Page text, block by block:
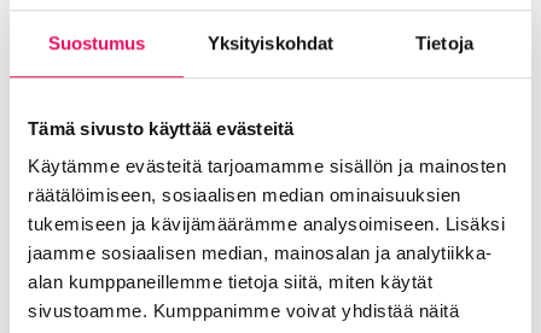
Suostumus Yksityiskohdat Tietoja
Tämä sivusto käyttää evästeitä
Käytämme evästeitä tarjoamamme sisällön ja mainosten
räätälöimiseen, sosiaalisen median ominaisuuksien
tukemiseen ja kävijämäärämme analysoimiseen. Lisäksi
jaamme sosiaalisen median, mainosalan ja analytiikka-
alan kumppaneillemme tietoja siitä, miten käytät
sivustoamme. Kumppanimme voivat yhdistää näitä